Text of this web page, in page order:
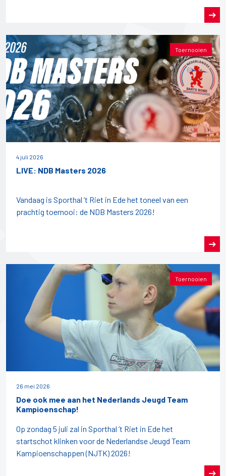
Toernooien
4 juli 2026
LIVE: NDB Masters 2026
Vandaag is Sporthal ’t Riet in Ede het toneel van een
prachtig toernooi: de NDB Masters 2026!
Toernooien
26 mei 2026
Doe ook mee aan het Nederlands Jeugd Team
Kampioenschap!
Op zondag 5 juli zal in Sporthal ’t Riet in Ede het
startschot klinken voor de Nederlandse Jeugd Team
Kampioenschappen (NJTK) 2026!